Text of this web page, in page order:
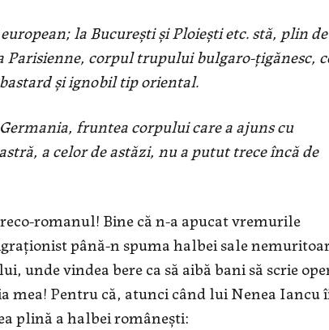
la Bucureşti şi Ploieşti etc. stă, plin de
corpul trupului bulgaro-ţigănesc,
şi ignobil tip oriental.
fruntea corpului care a ajuns cu
a celor de astăzi, nu a putut trece încă de
romanul! Bine că n-a apucat vremurile
până-n spuma halbei sale
unde vindea bere ca să aibă bani să scrie
mea! Pentru că, atunci când lui Nenea Iancu
plină a halbei româneşti: